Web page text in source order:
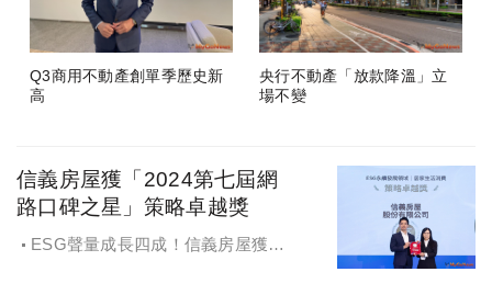
Q3商用不動產創單季歷史新
高
央行不動產「放款降溫」立
場不變
信義房屋獲「2024第七屆網
路口碑之星」策略卓越獎
ESG聲量成長四成！信義房屋獲